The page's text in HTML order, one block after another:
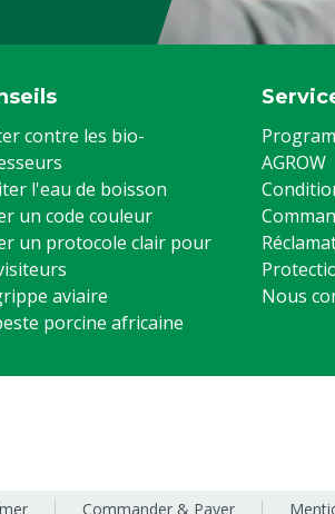
contre les bio-
l'eau de boisson
un code couleur
un protocole clair pour
aviaire
porcine africaine
AGROW
Nous
Commander & Payer